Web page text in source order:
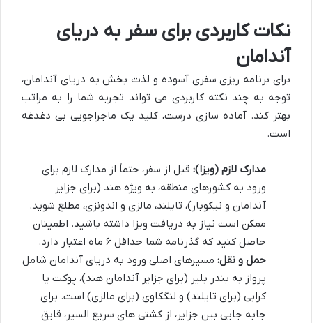
نکات کاربردی برای سفر به دریای
آندامان
برای برنامه ریزی سفری آسوده و لذت بخش به دریای آندامان،
توجه به چند نکته کاربردی می تواند تجربه شما را به مراتب
بهتر کند. آماده سازی درست، کلید یک ماجراجویی بی دغدغه
است.
مدارک لازم (ویزا): قبل از سفر، حتماً از مدارک لازم برای
ورود به کشورهای منطقه، به ویژه هند (برای جزایر
آندامان و نیکوبار)، تایلند، مالزی و اندونزی، مطلع شوید.
ممکن است نیاز به دریافت ویزا داشته باشید. اطمینان
حاصل کنید که گذرنامه شما حداقل ۶ ماه اعتبار دارد.
حمل و نقل: مسیرهای اصلی ورود به دریای آندامان شامل
پرواز به بندر بلیر (برای جزایر آندامان هند)، پوکت یا
کرابی (برای تایلند) و لنگکاوی (برای مالزی) است. برای
جابه جایی بین جزایر، از کشتی های سریع السیر، قایق